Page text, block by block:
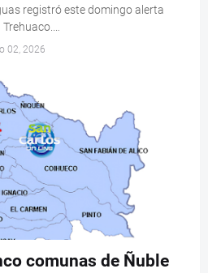
registró este domingo alerta
02, 2026
comunas de Ñuble